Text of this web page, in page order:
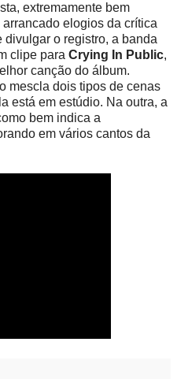
extremamente bem
elogios da crítica
o registro, a banda
clipe para Crying In Public,
canção do álbum.
mescla dois tipos de cenas
está em estúdio. Na outra, a
bem indica a
em vários cantos da